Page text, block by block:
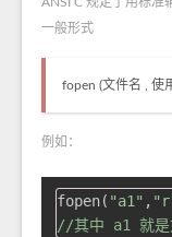
一般形式
fopen (文件名 , 使
例如：
fopen( "a1" ,
//其中 a1 就是